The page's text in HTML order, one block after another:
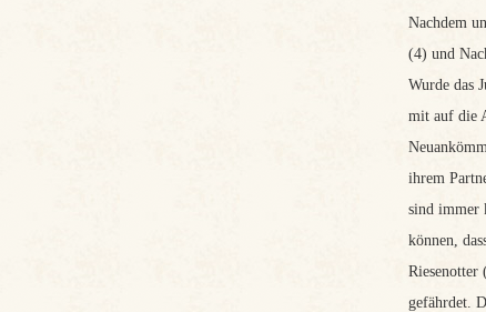
Nachdem
(4) und
Wurde das
mit auf die
ihrem
sind immer
können,
Riesenotter
gefährdet.